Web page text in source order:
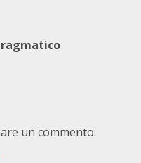
un commento.